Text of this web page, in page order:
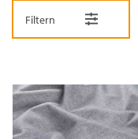
Filtern